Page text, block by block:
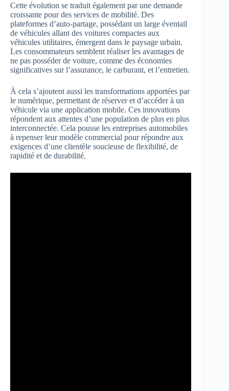
Cette évolution se traduit également par une demande
croissante pour des services de mobilité. Des
plateformes d’auto-partage, possédant un large éventail
de véhicules allant des voitures compactes aux
véhicules utilitaires, émergent dans le paysage urbain.
Les consommateurs semblent réaliser les avantages de
ne pas posséder de voiture, comme des économies
significatives sur l’assurance, le carburant, et l’entretien.
À cela s’ajoutent aussi les transformations apportées par
le numérique, permettant de réserver et d’accéder à un
véhicule via une application mobile. Ces innovations
répondent aux attentes d’une population de plus en plus
interconnectée. Cela pousse les entreprises automobiles
à repenser leur modèle commercial pour répondre aux
exigences d’une clientèle soucieuse de flexibilité, de
rapidité et de durabilité.